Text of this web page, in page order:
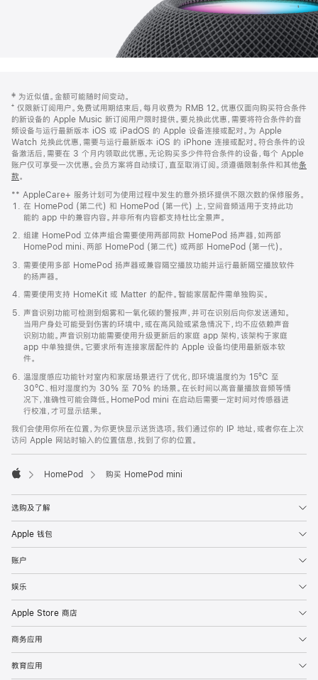
页
页
脚
注
‡ 为近似值。金额可能随时间变动。
⁺ 仅限新订阅用户。免费试用期结束后，每月收费为 RMB 12。优惠仅面向购买符合条件
的新设备的 Apple Music 新订阅用户限时提供。要兑换此优惠，需要将符合条件的音
频设备与运行最新版本 iOS 或 iPadOS 的 Apple 设备连接或配对。为 Apple
Watch 兑换此优惠，需要与运行最新版本 iOS 的 iPhone 连接或配对。符合条件的设
备激活后，需要在 3 个月内领取此优惠。无论购买多少件符合条件的设备，每个 Apple
账户仅可享受一次优惠。会员方案将自动续订，直至取消订阅。须遵循限制条件和其他条
款。
窗
口
中
打
开)
** AppleCare+ 服务计划可为使用过程中发生的意外损坏提供不限次数的保修服务。
在 HomePod (第二代) 和 HomePod (第一代) 上，空间音频适用于支持此功
能的 app 中的兼容内容。并非所有内容都支持杜比全景声。
组建 HomePod 立体声组合需要使用两部同款 HomePod 扬声器，如两部
HomePod mini、两部 HomePod (第二代) 或两部 HomePod (第一代)。
需要使用多部 HomePod 扬声器或兼容隔空播放功能并运行最新隔空播放软件
的扬声器。
需要使用支持 HomeKit 或 Matter 的配件。智能家居配件需单独购买。
声音识别功能可检测到烟雾和一氧化碳的警报声，并可在识别后向你发送通知。
当用户身处可能受到伤害的环境中，或在高风险或紧急情况下，均不应依赖声音
识别功能。声音识别功能需要使用升级更新后的家庭 app 架构，该架构于家庭
app 中单独提供。它要求所有连接家居配件的 Apple 设备均使用最新版本软
件。
温湿度感应功能针对室内和家居场景进行了优化，即环境温度约为 15ºC 至
30ºC、相对湿度约为 30% 至 70% 的场景。在长时间以高音量播放音频等情
况下，准确性可能会降低。HomePod mini 在启动后需要一定时间对传感器进
行校准，才可显示结果。
我们会使用你所在位置，为你更快显示送货选项。我们通过你的 IP 地址，或者你在上次
访问 Apple 网站时输入的位置信息，找到了你的位置。
HomePod 购买 HomePod mini
选购及了解
Apple 钱包
账户
娱乐
Apple Store 商店
商务应用
教育应用